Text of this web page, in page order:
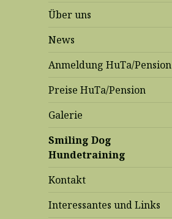
Über uns
News
Anmeldung HuTa/Pension
Preise HuTa/Pension
Galerie
Smiling Dog
Hundetraining
Kontakt
Interessantes und Links